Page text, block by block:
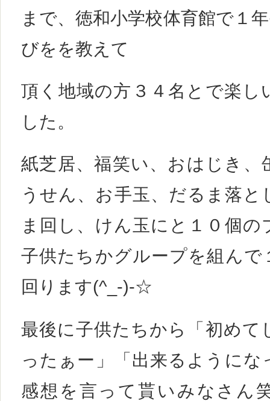
まで、徳和小学校体育館で１
びをを教えて
頂く地域の方３４名とで楽し
した。
紙芝居、福笑い、おはじき、
うせん、お手玉、だるま落と
ま回し、けん玉にと１０個
子供たちかグループを組んで
回ります(^_-)-☆
最後に子供たちから「初めて
ったぁー」「出来るようにな
感想を言って貰いみなさん